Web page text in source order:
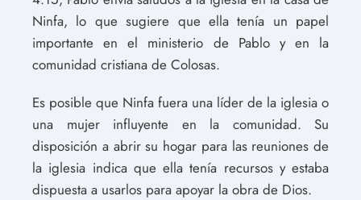
Ninfa, lo que sugiere que ella tenía un papel
importante en el ministerio de Pablo y en la
comunidad cristiana de Colosas.
Es posible que Ninfa fuera una líder de la iglesia o
una mujer influyente en la comunidad. Su
disposición a abrir su hogar para las reuniones de
la iglesia indica que ella tenía recursos y estaba
dispuesta a usarlos para apoyar la obra de Dios.